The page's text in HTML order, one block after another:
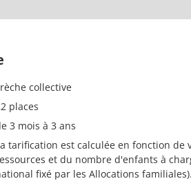
collective
places
3 mois à 3 ans
tarification est calculée en fonction de
et du nombre d'enfants à
fixé par les Allocations familiales).